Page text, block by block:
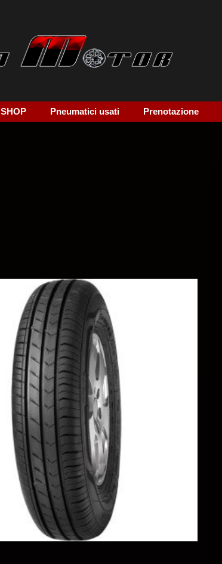
SHOP Pneumatici usati Prenotazione